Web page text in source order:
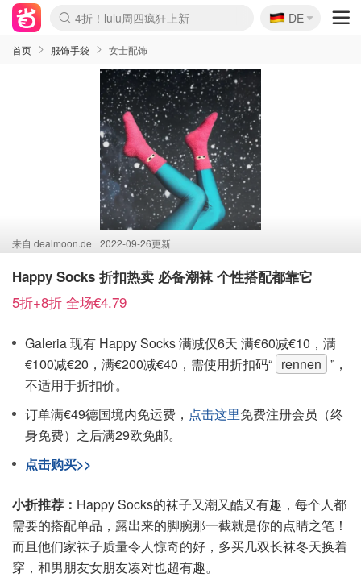
Boticinal 夏促开抢！
4折！lulu周四疯狂上新
还没结束！&OtherStories大促
Joybuy变相75折 随时失效
速领！Stanley独家85折
疑似霸哥！Camper额外叠85折
Zalando 奥莱闪促！每日更新
Moncler反季囤！5折起+叠9折
Coach Brooklyn仅€192
🇩🇪
DE
首页 服饰手袋 女士配饰
来自 dealmoon.de 2022-09-26更新
Happy Socks 折扣热卖 必备潮袜 个性搭配都靠它
5折+8折 全场€4.79
Galeria 现有 Happy Socks 满减仅6天 满€60减€10，满
€100减€20，满€200减€40，需使用折扣码“ rennen ”，
不适用于折扣价。
订单满€49德国境内免运费， 点击这里免费注册会员（终
身免费）之后满29欧免邮。
点击购买>>
小折推荐： Happy Socks的袜子又潮又酷又有趣，每个人都
需要的搭配单品，露出来的脚腕那一截就是你的点睛之笔！
而且他们家袜子质量令人惊奇的好，多买几双长袜冬天换着
穿，和男朋友女朋友凑对也超有趣。